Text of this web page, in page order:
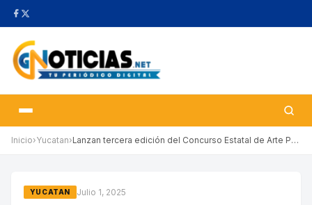
Inicio›Yucatan› Lanzan tercera edición del Concurso Estatal de Arte Popular Yuca…
YUCATAN Julio 1, 2025